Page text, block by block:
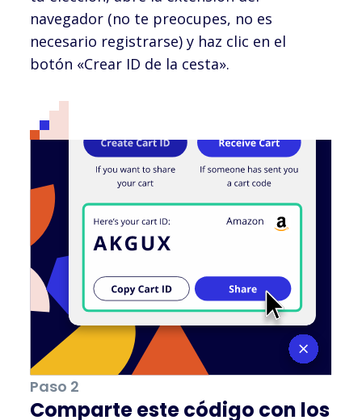
navegador (no te preocupes, no es
necesario registrarse) y haz clic en el
botón «Crear ID de la cesta».
Paso 2
Comparte este código con los